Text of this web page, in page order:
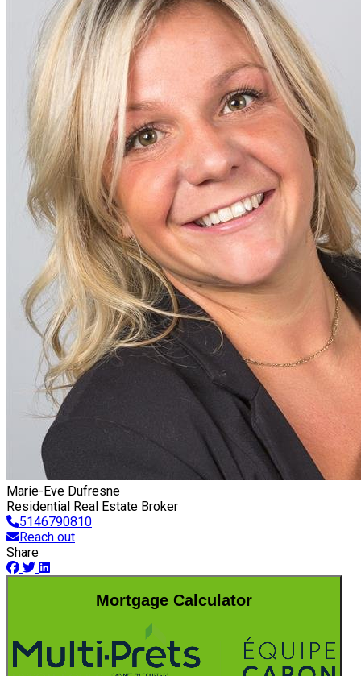
Marie-Eve Dufresne
Residential Real Estate Broker
5146790810
Reach out
Share
Mortgage Calculator